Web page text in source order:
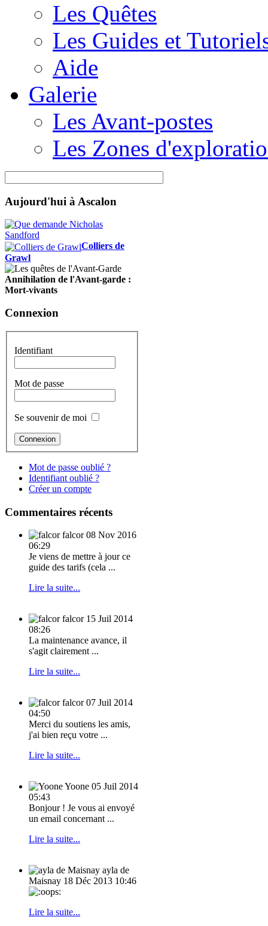
Les Quêtes
Les Guides et
Aide
Galerie
Les Avant-postes
Les Zones
Aujourd'hui à Ascalon
Colliers de
Grawl
Annihilation de l'Avant-garde :
Mort-vivants
Connexion
Identifiant
Mot de passe
Se souvenir de moi
Mot de passe oublié ?
Identifiant oublié ?
Créer un compte
Commentaires récents
falcor 08 Nov 2016
06:29
Je viens de mettre à jour ce
guide des tarifs (cela ...
Lire la suite...
falcor 15 Juil 2014
08:26
La maintenance avance, il
s'agit clairement ...
Lire la suite...
falcor 07 Juil 2014
04:50
Merci du soutiens les amis,
j'ai bien reçu votre ...
Lire la suite...
Yoone 05 Juil 2014
05:43
Bonjour ! Je vous ai envoyé
un email concernant ...
Lire la suite...
ayla de
Maisnay 18 Déc 2013 10:46
Lire la suite...